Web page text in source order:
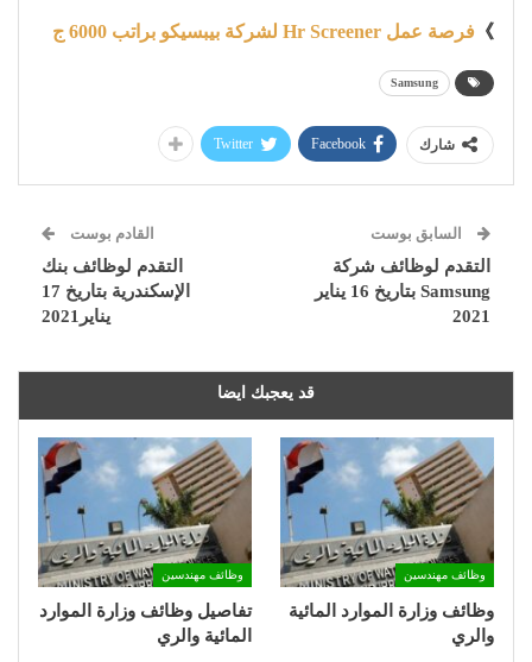
》 فرصة عمل Hr Screener لشركة بيبسيكو براتب 6000 ج
Samsung
شارك Facebook
Twitter
السابق بوست
التقدم لوظائف شركة
Samsung بتاريخ 16 يناير
2021
القادم بوست
التقدم لوظائف بنك
الإسكندرية بتاريخ 17
يناير2021
قد يعجبك ايضا
وظائف مهندسين
وظائف وزارة الموارد المائية
والري
وظائف مهندسين
تفاصيل وظائف وزارة الموارد
المائية والري